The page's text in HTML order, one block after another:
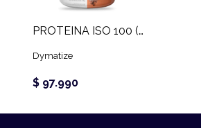
PROTEINA ISO 100 (3 LB)
Dymatize
$ 97.990